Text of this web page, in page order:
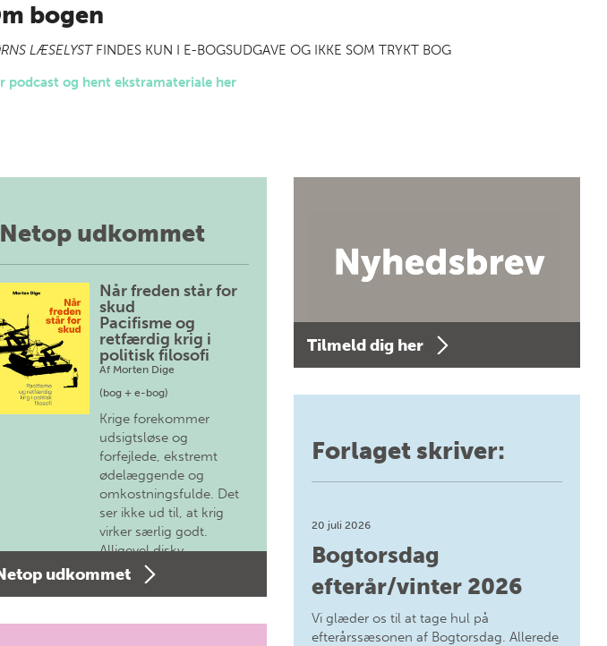
bogen
LÆSELYST FINDES KUN I E-BOGSUDGAVE OG IKKE SOM TRYKT BOG
podcast og hent ekstramateriale her
Netop udkommet
Når freden står for
skud
Pacifisme og
retfærdig krig i
politisk filosofi
Af Morten Dige
(bog + e-bog)
Krige forekommer
udsigtsløse og
forfejlede, ekstremt
ødelæggende og
omkostningsfulde. Det
ser ikke ud til, at krig
virker særlig godt.
Alligevel diskv…
udkommet
Tilmeld dig her
Forlaget skriver:
20 juli 2026
Bogtorsdag
efterår/vinter 2026
Vi glæder os til at tage hul på
efterårssæsonen af Bogtorsdag. Allerede